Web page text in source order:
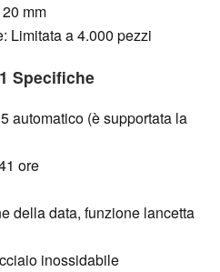
mm
Limitata a 4.000 pezzi
Specifiche
automatico (è supportata la
ore
della data, funzione lancetta
inossidabile